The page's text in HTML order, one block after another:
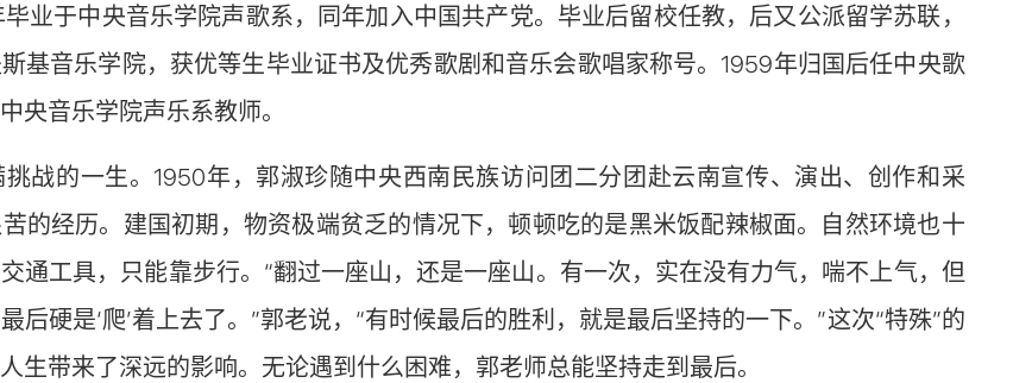
业于中央音乐学院声歌系，同年加入中国共产党。毕业后留校任教，后又公派留学苏联，
基音乐学院，获优等生毕业证书及优秀歌剧和音乐会歌唱家称号。1959年归国后任中央歌
央音乐学院声乐系教师。
战的一生。1950年，郭淑珍随中央西南民族访问团二分团赴云南宣传、演出、创作和采
的经历。建国初期，物资极端贫乏的情况下，顿顿吃的是黑米饭配辣椒面。自然环境也十
通工具，只能靠步行。“翻过一座山，还是一座山。有一次，实在没有力气，喘不上气，但
后硬是‘爬’着上去了。”郭老说，“有时候最后的胜利，就是最后坚持的一下。”这次“特殊”的
生带来了深远的影响。无论遇到什么困难，郭老师总能坚持走到最后。